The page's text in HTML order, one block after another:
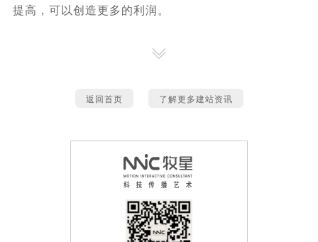
提高，可以创造更多的利润。
返回首页 了解更多建站资讯